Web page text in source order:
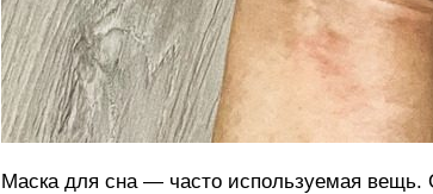
Маска для сна — часто используемая вещь.